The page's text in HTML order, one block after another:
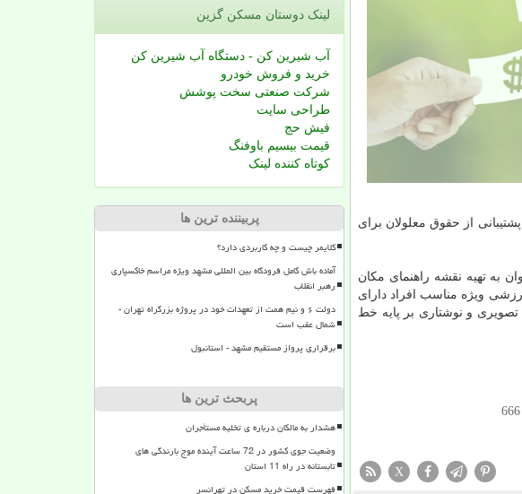
از حقوق معلولان برای
به تهیه نقشه راهنمای مکان
ویژه مناسب افراد دارای
و نوشتاری بر پایه خط
666
X
لینک دوستان مسكن گزین
آب شیرین کن - دستگاه آب شیرین کن
خرید و فروش خودرو
شرکت صنعتی سخت پوشش
طراحی سایت
فیش حج
قیمت بیسیم باوفنگ
کوتاه کننده لینک
پربیننده ترین ها
کلایمر چیست و چه کاربردی دارد؟
آماده باش کامل فرودگاه بین المللی مشهد ویژه مراسم خاکسپاری
رهبر انقلاب
دولت ۶ و نیم همت از تعهدات خود در پروژه بزرگراه تهران -
شمال عقب است
برقراری پرواز مستقیم مشهد - استانبول
پربحث ترین ها
هشدار به مالکان درباره ی تخلیه مستأجران
وضعیت جوی کشور در 72 ساعت آینده موج بارندگی های
تابستانه در راه 11 استان
فهرست قیمت خرید مسکن در تهرانسر